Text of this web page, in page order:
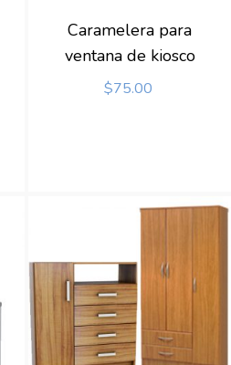
Caramelera para
ventana de kiosco
$75.00